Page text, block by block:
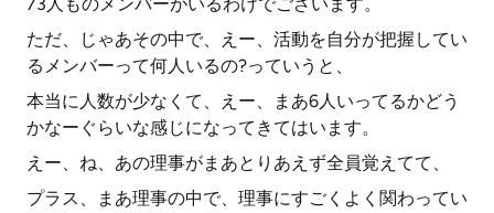
ただ、じゃあその中で、えー、活動を自分が把握してい
るメンバーって何人いるの?っていうと、
本当に人数が少なくて、えー、まあ6人いってるかどう
かなーぐらいな感じになってきてはいます。
えー、ね、あの理事がまあとりあえず全員覚えてて、
プラス、まあ理事の中で、理事にすごくよく関わってい